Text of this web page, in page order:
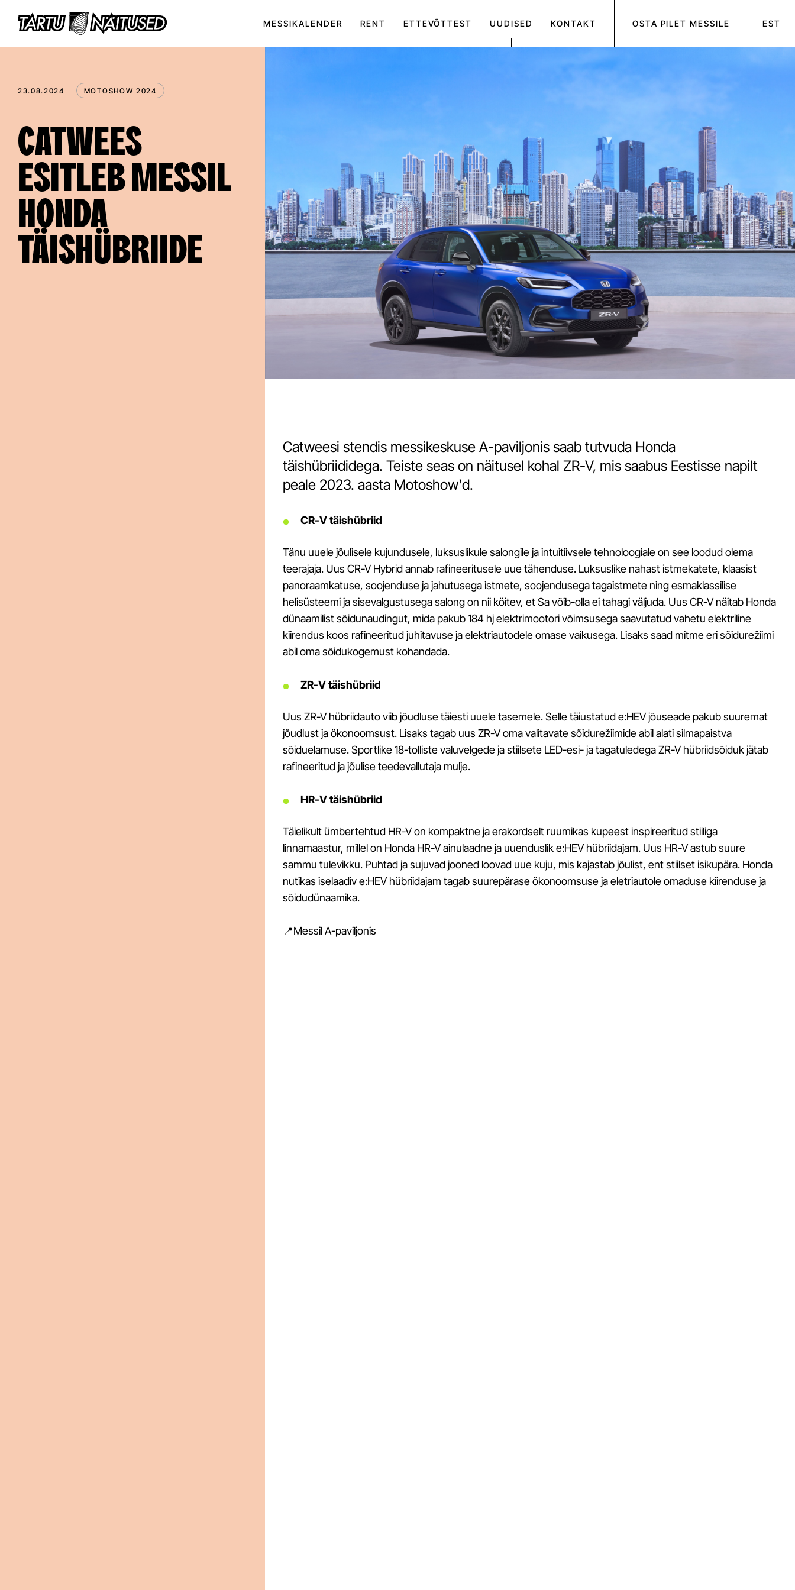
MESSIKALENDER RENT ETTEVÕTTEST UUDISED KONTAKT OSTA PILET MESSILE EST
23.08.2024 MOTOSHOW 2024
CATWEES
ESITLEB MESSIL
HONDA
TÄISHÜBRIIDE
Catweesi stendis messikeskuse A-paviljonis saab tutvuda Honda
täishübriididega. Teiste seas on näitusel kohal ZR-V, mis saabus Eestisse napilt
peale 2023. aasta Motoshow'd.
CR-V täishübriid
Tänu uuele jõulisele kujundusele, luksuslikule salongile ja intuitiivsele tehnoloogiale on see loodud olema
teerajaja. Uus CR-V Hybrid annab rafineeritusele uue tähenduse. Luksuslike nahast istmekatete, klaasist
panoraamkatuse, soojenduse ja jahutusega istmete, soojendusega tagaistmete ning esmaklassilise
helisüsteemi ja sisevalgustusega salong on nii köitev, et Sa võib-olla ei tahagi väljuda. Uus CR-V näitab Honda
dünaamilist sõidunaudingut, mida pakub 184 hj elektrimootori võimsusega saavutatud vahetu elektriline
kiirendus koos rafineeritud juhitavuse ja elektriautodele omase vaikusega. Lisaks saad mitme eri sõidurežiimi
abil oma sõidukogemust kohandada.
ZR-V täishübriid
Uus ZR-V hübriidauto viib jõudluse täiesti uuele tasemele. Selle täiustatud e:HEV jõuseade pakub suuremat
jõudlust ja ökonoomsust. Lisaks tagab uus ZR-V oma valitavate sõidurežiimide abil alati silmapaistva
sõiduelamuse. Sportlike 18-tolliste valuvelgede ja stiilsete LED-esi- ja tagatuledega ZR-V hübriidsõiduk jätab
rafineeritud ja jõulise teedevallutaja mulje.
HR-V täishübriid
Täielikult ümbertehtud HR-V on kompaktne ja erakordselt ruumikas kupeest inspireeritud stiiliga
linnamaastur, millel on Honda HR-V ainulaadne ja uuenduslik e:HEV hübriidajam. Uus HR-V astub suure
sammu tulevikku. Puhtad ja sujuvad jooned loovad uue kuju, mis kajastab jõulist, ent stiilset isikupära. Honda
nutikas iselaadiv e:HEV hübriidajam tagab suurepärase ökonoomsuse ja eletriautole omaduse kiirenduse ja
sõidudünaamika.
📍Messil A-paviljonis